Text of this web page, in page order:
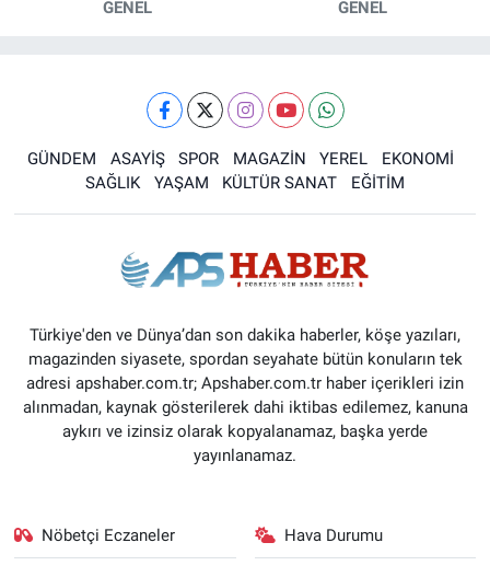
GENEL GENEL
GÜNDEM ASAYİŞ SPOR MAGAZİN YEREL
EKONOMİ
SAĞLIK
YAŞAM KÜLTÜR SANAT EĞİTİM
Türkiye'den ve Dünya’dan son dakika haberler, köşe yazıları,
magazinden siyasete, spordan seyahate bütün konuların tek
adresi apshaber.com.tr; Apshaber.com.tr haber içerikleri izin
alınmadan, kaynak gösterilerek dahi iktibas edilemez, kanuna
aykırı ve izinsiz olarak kopyalanamaz, başka yerde
yayınlanamaz.
Nöbetçi Eczaneler Hava Durumu